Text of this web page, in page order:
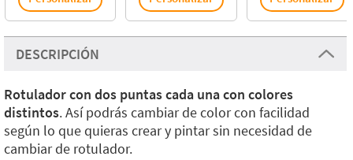
DESCRIPCIÓN
Rotulador con dos puntas cada una con colores
distintos. Así podrás cambiar de color con facilidad
según lo que quieras crear y pintar sin necesidad de
cambiar de rotulador.